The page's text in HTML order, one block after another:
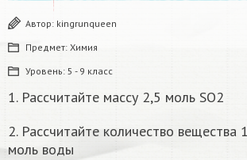
Автор: kingrunqueen
Предмет: Химия
Уровень: 5 - 9 класс
1. Рассчитайте массу 2,5 моль SO2
2. Рассчитайте количество вещества
моль воды